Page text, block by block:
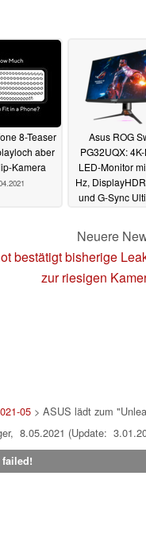
8-Teaser
aber
Kamera
Asus ROG
PG32UQX:
LED-Monitor
Hz,
und G-Sync
19.04.2021
Neuere
bestätigt bisherige
zur riesigen
05 > ASUS lädt zum
8.05.2021 (Update: